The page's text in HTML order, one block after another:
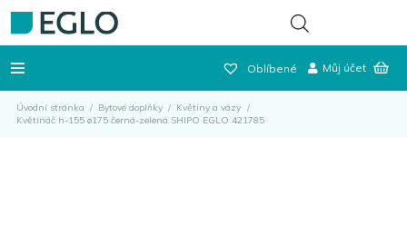
Oblíbené Můj účet
Úvodní stránka / Bytové doplňky / Květiny a vázy /
Květináč h-155 ø175 černá-zelená SHIPO EGLO 421785